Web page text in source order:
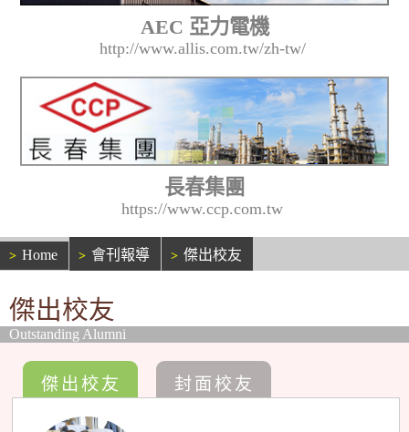
AEC 亞力電機
http://www.allis.com.tw/zh-tw/
長春集團
https://www.ccp.com.tw
Home 會刊報導 傑出校友
傑出校友
Outstanding Alumni
傑出校友 封面校友